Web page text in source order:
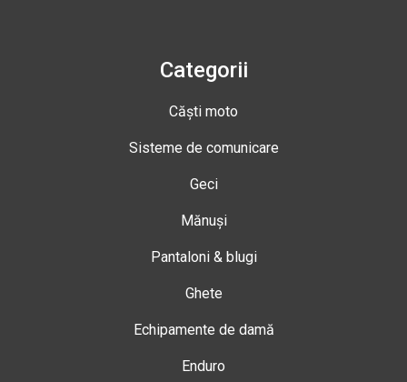
Categorii
Căști moto
Sisteme de comunicare
Geci
Mănuși
Pantaloni & blugi
Ghete
Echipamente de damă
Enduro